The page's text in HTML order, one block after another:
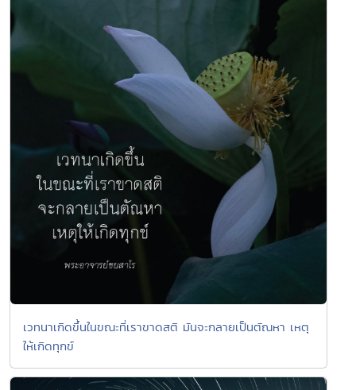
เวทนาเกิดขึ้นในขณะที่เราขาดสติ มันจะกลายเป็นตัณหา เหตุ
ให้เกิดทุกข์